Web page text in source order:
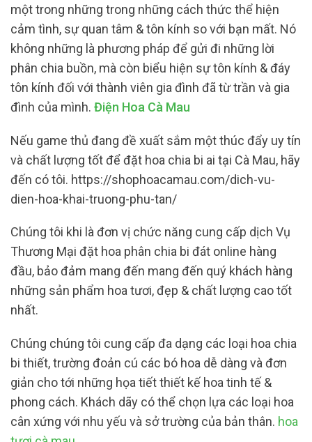
một trong những trong những cách thức thể hiện
cảm tình, sự quan tâm & tôn kính so với bạn mất. Nó
không những là phương pháp để gửi đi những lời
phân chia buồn, mà còn biểu hiện sự tôn kính & đáy
tôn kính đối với thành viên gia đình đã từ trần và gia
đình của mình. Điện Hoa Cà Mau
Nếu game thủ đang đề xuất sắm một thúc đẩy uy tín
và chất lượng tốt để đặt hoa chia bi ai tại Cà Mau, hãy
đến có tôi. https://shophoacamau.com/dich-vu-
dien-hoa-khai-truong-phu-tan/
Chúng tôi khi là đơn vị chức năng cung cấp dịch Vụ
Thương Mại đặt hoa phân chia bi đát online hàng
đầu, bảo đảm mang đến mang đến quý khách hàng
những sản phẩm hoa tươi, đẹp & chất lượng cao tốt
nhất.
Chúng chúng tôi cung cấp đa dạng các loại hoa chia
bi thiết, trường đoản cú các bó hoa dễ dàng và đơn
giản cho tới những họa tiết thiết kế hoa tinh tế &
phong cách. Khách dãy có thể chọn lựa các loại hoa
cân xứng với nhu yếu và sở trường của bản thân. hoa